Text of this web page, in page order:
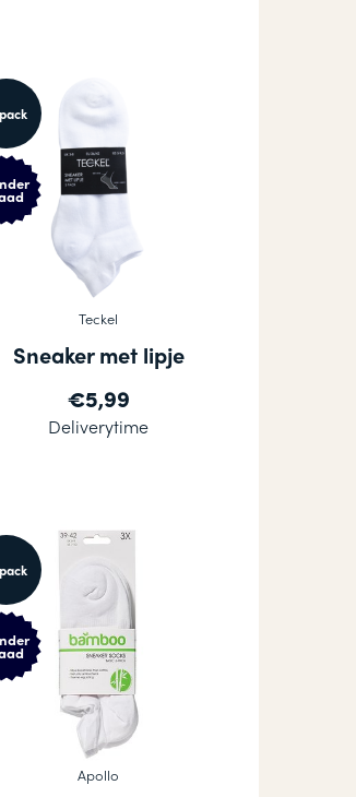
Teckel
Sneaker met lipje
€5,99
Deliverytime
Apollo